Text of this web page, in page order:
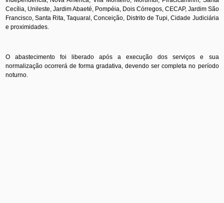
Cecília, Unileste, Jardim Abaeté, Pompéia, Dois Córregos, CECAP, Jardim São
Francisco, Santa Rita, Taquaral, Conceição, Distrito de Tupi, Cidade Judiciária
e proximidades.
O abastecimento foi liberado após a execução dos serviços e sua
normalização ocorrerá de forma gradativa, devendo ser completa no período
noturno.